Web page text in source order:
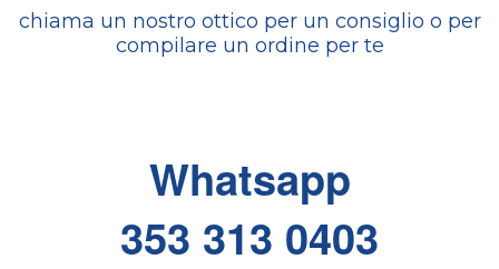
chiama un nostro ottico per un consiglio o per
compilare un ordine per te
Whatsapp
353 313 0403